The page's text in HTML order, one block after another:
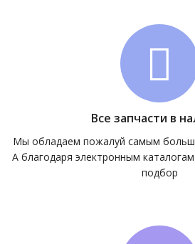
Все запчасти в
Мы обладаем пожалуй самым
А благодаря электронным
подбор